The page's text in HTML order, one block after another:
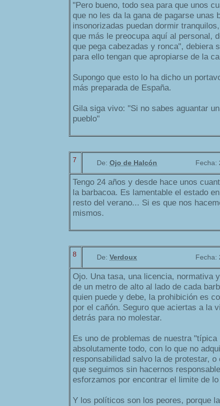
"Pero bueno, todo sea para que unos
que no les da la gana de pagarse unas
insonorizadas puedan dormir
que más le preocupa aquí al personal,
que pega cabezadas y ronca", debiera
para ello tengan que apropiarse de la
Supongo que esto lo ha dicho un
más preparada de España.
Gila siga vivo: "Si no sabes aguantar
pueblo"
7 De: Ojo de Halcón Fecha:
Tengo 24 años y desde hace unos
la barbacoa. Es lamentable el estado
resto del verano... Si es que nos
mismos.
8 De: Verdoux Fecha:
Ojo. Una tasa, una licencia, normativa
de un metro de alto al lado de cada
quien puede y debe, la prohibición es
por el cañón. Seguro que aciertas a la
detrás para no molestar.
Es uno de problemas de nuestra
absolutamente todo, con lo que no
responsabilidad salvo la de protestar,
que seguimos sin hacernos
esforzamos por encontrar el limite de
Y los políticos son los peores, porque